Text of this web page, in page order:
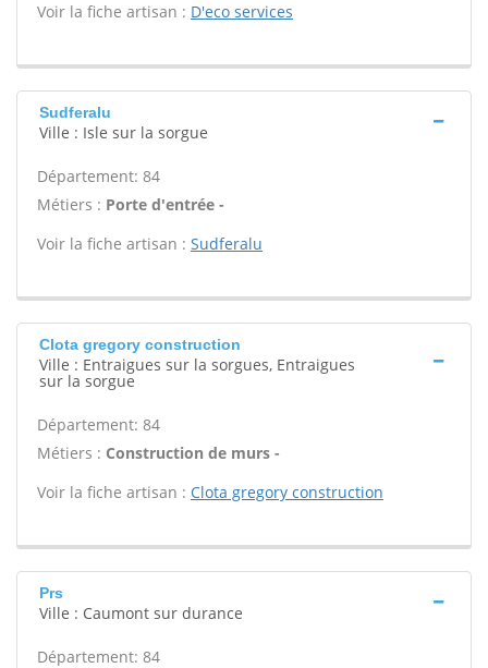
Voir la fiche artisan : D'eco services
Sudferalu
Ville : Isle sur la sorgue
Département: 84
Métiers : Porte d'entrée -
Voir la fiche artisan : Sudferalu
Clota gregory construction
Ville : Entraigues sur la sorgues, Entraigues
sur la sorgue
Département: 84
Métiers : Construction de murs -
Voir la fiche artisan : Clota gregory construction
Prs
Ville : Caumont sur durance
Département: 84